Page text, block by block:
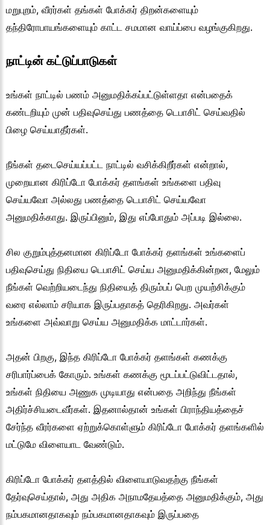
மறுபுறம், வீரர்கள் தங்கள் போக்கர் திறன்களையும்
தந்திரோபாயங்களையும் காட்ட சமமான வாய்ப்பை வழங்குகிறது.
நாட்டின் கட்டுப்பாடுகள்
உங்கள் நாட்டில் பணம் அனுமதிக்கப்பட்டுள்ளதா என்பதைக்
கண்டறியும் முன் பதிவுசெய்து பணத்தை டெபாசிட் செய்வதில்
பிழை செய்யாதீர்கள்.
நீங்கள் தடைசெய்யப்பட்ட நாட்டில் வசிக்கிறீர்கள் என்றால்,
முறையான கிரிப்டோ போக்கர் தளங்கள் உங்களை பதிவு
செய்யவோ அல்லது பணத்தை டெபாசிட் செய்யவோ
அனுமதிக்காது. இருப்பினும், இது எப்போதும் அப்படி இல்லை.
சில குறும்புத்தனமான கிரிப்டோ போக்கர் தளங்கள் உங்களைப்
பதிவுசெய்து நிதியை டெபாசிட் செய்ய அனுமதிக்கின்றன, மேலும்
நீங்கள் வெற்றியடைந்து நிதியைத் திரும்பப் பெற முயற்சிக்கும்
வரை எல்லாம் சரியாக இருப்பதாகத் தெரிகிறது. அவர்கள்
உங்களை அவ்வாறு செய்ய அனுமதிக்க மாட்டார்கள்.
அதன் பிறகு, இந்த கிரிப்டோ போக்கர் தளங்கள் கணக்கு
சரிபார்ப்பைக் கோரும். உங்கள் கணக்கு மூடப்பட்டுவிட்டதால்,
உங்கள் நிதியை அணுக முடியாது என்பதை அறிந்து நீங்கள்
அதிர்ச்சியடைவீர்கள். இதனால்தான் உங்கள் பிராந்தியத்தைச்
சேர்ந்த வீரர்களை ஏற்றுக்கொள்ளும் கிரிப்டோ போக்கர் தளங்களில்
மட்டுமே விளையாட வேண்டும்.
கிரிப்டோ போக்கர் தளத்தில் விளையாடுவதற்கு நீங்கள்
தேர்வுசெய்தால், அது அதிக அநாமதேயத்தை அனுமதிக்கும், அது
நம்பகமானதாகவும் நம்பகமானதாகவும் இருப்பதை